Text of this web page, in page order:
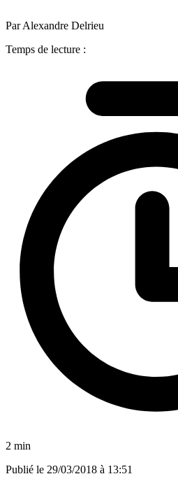
Par Alexandre Delrieu
Temps de lecture :
2 min
Publié le 29/03/2018 à 13:51